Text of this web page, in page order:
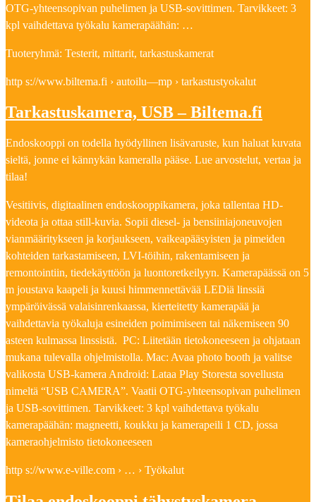
OTG-yhteensopivan puhelimen ja USB-sovittimen. Tarvikkeet: 3
kpl vaihdettava työkalu kamerapäähän: …
Tuoteryhmä: Testerit, mittarit, tarkastuskamerat
http s://www.biltema.fi › autoilu—mp › tarkastustyokalut
Tarkastuskamera, USB – Biltema.fi
Endoskooppi on todella hyödyllinen lisävaruste, kun haluat kuvata
sieltä, jonne ei kännykän kameralla pääse. Lue arvostelut, vertaa ja
tilaa!
Vesitiivis, digitaalinen endoskooppikamera, joka tallentaa HD-
videota ja ottaa still-kuvia. Sopii diesel- ja bensiiniajoneuvojen
vianmääritykseen ja korjaukseen, vaikeapääsyisten ja pimeiden
kohteiden tarkastamiseen, LVI-töihin, rakentamiseen ja
remontointiin, tiedekäyttöön ja luontoretkeilyyn. Kamerapäässä on 5
m joustava kaapeli ja kuusi himmennettävää LEDiä linssiä
ympäröivässä valaisinrenkaassa, kierteitetty kamerapää ja
vaihdettavia työkaluja esineiden poimimiseen tai näkemiseen 90
asteen kulmassa linssistä. PC: Liitetään tietokoneeseen ja ohjataan
mukana tulevalla ohjelmistolla. Mac: Avaa photo booth ja valitse
valikosta USB-kamera Android: Lataa Play Storesta sovellusta
nimeltä “USB CAMERA”. Vaatii OTG-yhteensopivan puhelimen
ja USB-sovittimen. Tarvikkeet: 3 kpl vaihdettava työkalu
kamerapäähän: magneetti, koukku ja kamerapeili 1 CD, jossa
kameraohjelmisto tietokoneeseen
http s://www.e-ville.com › … › Työkalut